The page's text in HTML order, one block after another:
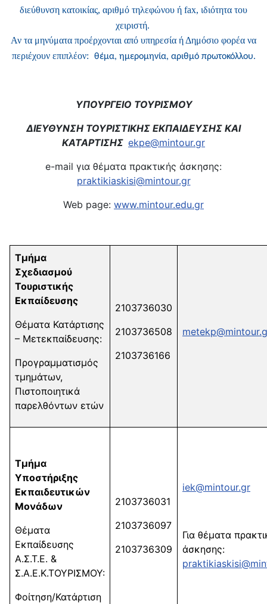
διεύθυνση κατοικίας, αριθμό τηλεφώνου ή fax, ιδιότητα του
χειριστή.
Αν τα μηνύματα προέρχονται από υπηρεσία ή Δημόσιο φορέα να
περιέχουν επιπλέον:
θέμα, ημερομηνία, αριθμό πρωτοκόλλου.
ΥΠΟΥΡΓΕΙΟ ΤΟΥΡΙΣΜΟΥ
ΔΙΕΥΘΥΝΣΗ ΤΟΥΡΙΣΤΙΚΗΣ ΕΚΠΑΙΔΕΥΣΗΣ ΚΑΙ
ΚΑΤΑΡΤΙΣΗΣ ekpe@mintour.gr
e-mail για θέματα πρακτικής άσκησης:
praktikiaskisi@mintour.gr
Web page: www.mintour.edu.gr
Τμήμα
Σχεδιασμού
Τουριστικής
Εκπαίδευσης
Θέματα Κατάρτισης
– Μετεκπαίδευσης:
Προγραμματισμός
τμημάτων,
Πιστοποιητικά
παρελθόντων ετών
2103736030
2103736508
2103736166
Τμήμα
Υποστήριξης
Εκπαιδευτικών
Μονάδων
Θέματα
Εκπαίδευσης
Α.Σ.Τ.Ε. &
Σ.Α.Ε.Κ.ΤΟΥΡΙΣΜΟΥ:
Φοίτηση/Κατάρτιση
2103736031
2103736097
2103736309
iek@mintour.gr
Για θέματα
άσκησης: